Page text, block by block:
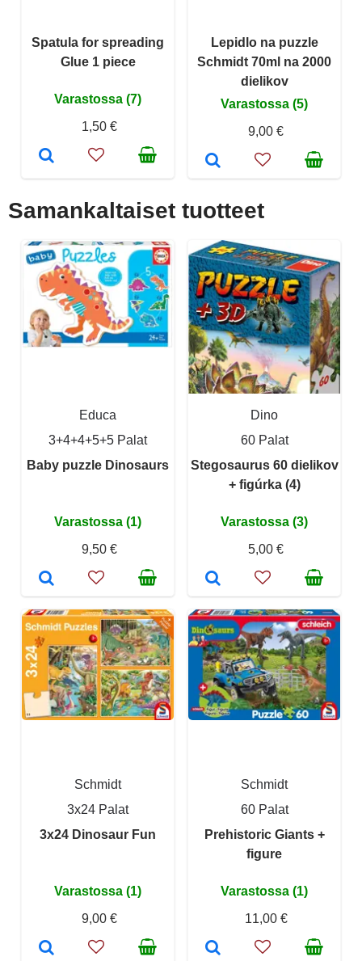
Spatula for spreading
Glue 1 piece
Varastossa (7)
1,50 €
Lepidlo na puzzle
Schmidt 70ml na 2000
dielikov
Varastossa (5)
9,00 €
Samankaltaiset tuotteet
Educa
3+4+4+5+5 Palat
Baby puzzle Dinosaurs
Varastossa (1)
9,50 €
Dino
60 Palat
Stegosaurus 60 dielikov
+ figúrka (4)
Varastossa (3)
5,00 €
Schmidt
3x24 Palat
3x24 Dinosaur Fun
Varastossa (1)
9,00 €
Schmidt
60 Palat
Prehistoric Giants +
figure
Varastossa (1)
11,00 €